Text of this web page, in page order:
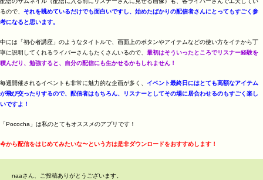
るので、 それを眺めているだけでも面白いですし、始めたばかりの配信者さんにとってもすごく参
考になると思います。
中には「初心者講座」のようなタイトルで、画面上のボタンやアイテムなどの使い方をイチから丁
寧に説明してくれるライバーさんもたくさんいるので、 最初はそういったところでリスナー経験を
積んだり、勉強すると、自分の配信にも生かせるかもしれません！
毎週開催されるイベントも非常に魅力的な企画が多く、 イベント最終日にはとても高額なアイテム
が飛び交ったりするので、配信者はもちろん、リスナーとしてその場に居合わせるのもすごく楽し
いですよ！
「Pococha」は私のとてもオススメのアプリです！
今から配信をはじめてみたいな〜という方は是非ダウンロードをおすすめします！
naaさん、ご投稿ありがとうございます。